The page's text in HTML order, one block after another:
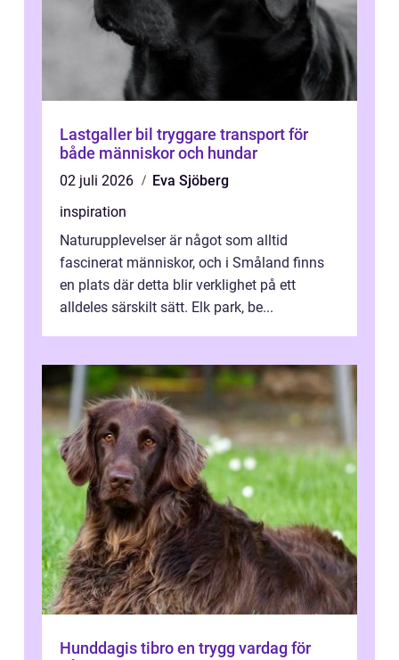
Lastgaller bil tryggare transport för
både människor och hundar
02 juli 2026
Eva Sjöberg
inspiration
Naturupplevelser är något som alltid
fascinerat människor, och i Småland finns
en plats där detta blir verklighet på ett
alldeles särskilt sätt. Elk park, be...
Hunddagis tibro en trygg vardag för